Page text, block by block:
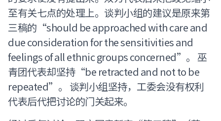
至有关七点的处理上。谈判小组的建议是原来第
三稿的“should be approached with care and
due consideration for the sensitivities and
feelings of all ethnic groups concerned”。 巫
青团代表却坚持“be retracted and not to be
repeated”。 谈判小组坚持，工委会没有权利
代表后代把讨论的门关起来。